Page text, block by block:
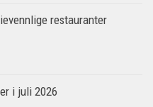
restauranter
i juli 2026